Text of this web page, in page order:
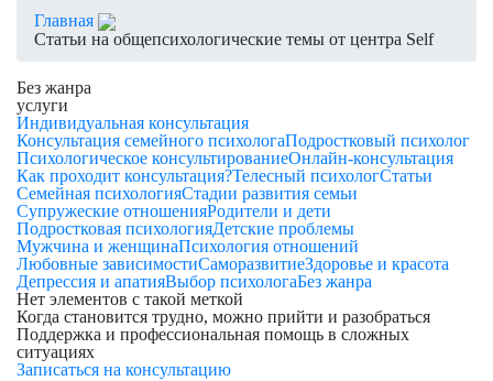
Главная
Статьи на общепсихологические темы от центра Self
Без жанра
услуги
Индивидуальная консультация
Консультация семейного психологаПодростковый психолог
Психологическое консультированиеОнлайн-консультация
Как проходит консультация?Телесный психологСтатьи
Семейная психологияСтадии развития семьи
Супружеские отношенияРодители и дети
Подростковая психологияДетские проблемы
Мужчина и женщинаПсихология отношений
Любовные зависимостиСаморазвитиеЗдоровье и красота
Депрессия и апатияВыбор психологаБез жанра
Нет элементов с такой меткой
Когда становится трудно, можно прийти и разобраться
Поддержка и профессиональная помощь в сложных
ситуациях
Записаться на консультацию